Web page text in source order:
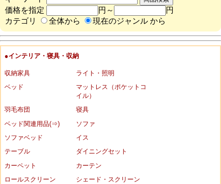
価格を指定
円～
円
カテゴリ
全体から 現在のジャンル から
●インテリア・寝具・収納
収納家具
ライト・照明
ベッド
マットレス（ポケットコ
イル）
羽毛布団
寝具
ベッド関連用品(⇒)
ソファ
ソファベッド
イス
テーブル
ダイニングセット
カーペット
カーテン
ロールスクリーン
シェード・スクリーン